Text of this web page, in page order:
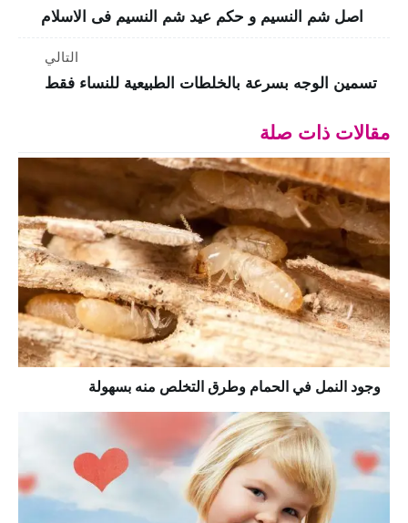
اصل شم النسيم و حكم عيد شم النسيم فى الاسلام
التالي
تسمين الوجه بسرعة بالخلطات الطبيعية للنساء فقط
مقالات ذات صلة
وجود النمل في الحمام وطرق التخلص منه بسهولة